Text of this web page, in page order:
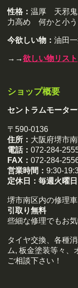
性格： 温厚 天邪
力高め 何かと小う
今欲しい物： 油田
→→欲しい物リスト
ショップ概要
セントラムモータ
〒590-0136
住所： 大阪府堺市
電話： 072-284-
FAX： 072-284-
営業時間： 9:30-
定休日： 毎週火曜日
堺市南区内の修理
引取り無料
些細な修理でもお
タイヤ交換、各種
ム, 板金塗装等々、
ご相談下さい！